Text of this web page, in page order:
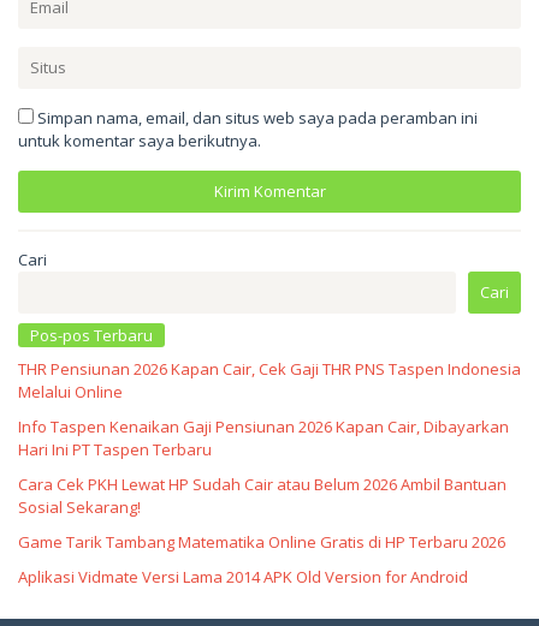
Simpan nama, email, dan situs web saya pada peramban ini
untuk komentar saya berikutnya.
Cari
Cari
Pos-pos Terbaru
THR Pensiunan 2026 Kapan Cair, Cek Gaji THR PNS Taspen Indonesia
Melalui Online
Info Taspen Kenaikan Gaji Pensiunan 2026 Kapan Cair, Dibayarkan
Hari Ini PT Taspen Terbaru
Cara Cek PKH Lewat HP Sudah Cair atau Belum 2026 Ambil Bantuan
Sosial Sekarang!
Game Tarik Tambang Matematika Online Gratis di HP Terbaru 2026
Aplikasi Vidmate Versi Lama 2014 APK Old Version for Android